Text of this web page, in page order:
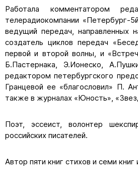
Работала комментатором
телерадиокомпании «Петербург-
ведущий передач, направленных
создатель циклов передач
первой и второй волны, и
Б.Пастернака, Э.Ионеско,
редактором петербургского
Гранцевой ее «благословил» П.
также в журналах «Юность»,
Поэт, эссеист, волонтер
российских писателей.
Автор пяти книг стихов и семи